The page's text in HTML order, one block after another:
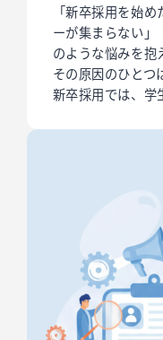
「新卒採用を始
ーが集まらない」
のような悩みを抱
その原因のひとつ
新卒採用では、